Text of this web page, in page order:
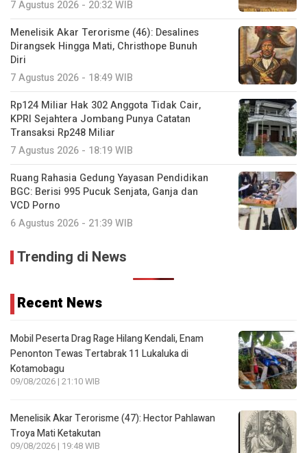
7 Agustus 2026 - 20:32 WIB
Menelisik Akar Terorisme (46): Desalines
Dirangsek Hingga Mati, Christhope Bunuh
Diri
7 Agustus 2026 - 18:49 WIB
Rp124 Miliar Hak 302 Anggota Tidak Cair,
KPRI Sejahtera Jombang Punya Catatan
Transaksi Rp248 Miliar
7 Agustus 2026 - 18:19 WIB
Ruang Rahasia Gedung Yayasan Pendidikan
BGC: Berisi 995 Pucuk Senjata, Ganja dan
VCD Porno
6 Agustus 2026 - 21:39 WIB
Trending di News
Recent News
Mobil Peserta Drag Rage Hilang Kendali, Enam
Penonton Tewas Tertabrak 11 Lukaluka di
Kotamobagu
09/08/2026 | 21:10 WIB
Menelisik Akar Terorisme (47): Hector Pahlawan
Troya Mati Ketakutan
09/08/2026 | 19:48 WIB